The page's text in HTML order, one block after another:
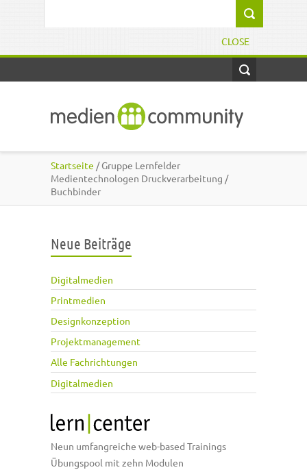
CLOSE
Startseite / Gruppe Lernfelder
Medientechnologen Druckverarbeitung /
Buchbinder
Neue Beiträge
Digitalmedien
Printmedien
Designkonzeption
Projektmanagement
Alle Fachrichtungen
Digitalmedien
Neun umfangreiche web-based Trainings
Übungspool mit zehn Modulen